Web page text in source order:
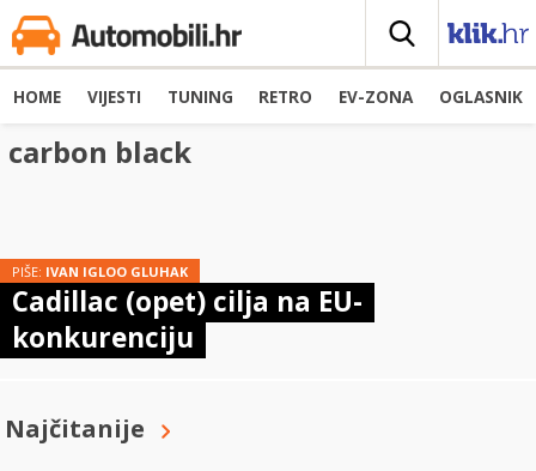
HOME VIJESTI TUNING RETRO EV-ZONA OGLASNIK
carbon black
PIŠE: IVAN IGLOO GLUHAK
Cadillac (opet) cilja na EU-
konkurenciju
Najčitanije